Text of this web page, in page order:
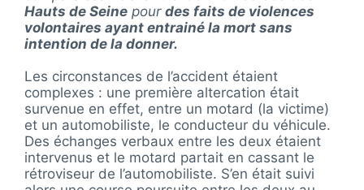
Hauts de Seine pour des faits de violences
volontaires ayant entrainé la mort sans
intention de la donner.
Les circonstances de l’accident étaient
complexes : une première altercation était
survenue en effet, entre un motard (la victime)
et un automobiliste, le conducteur du véhicule.
Des échanges verbaux entre les deux étaient
intervenus et le motard partait en cassant le
rétroviseur de l’automobiliste. S’en était suivi